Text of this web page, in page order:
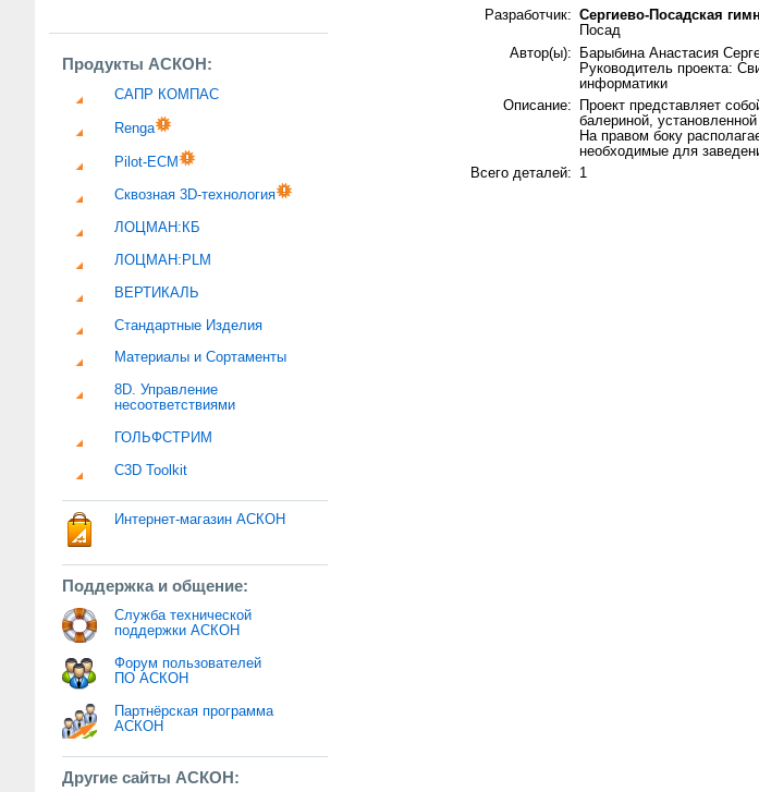
Продукты АСКОН:
САПР КОМПАС
Renga
Pilot-ECM
Сквозная 3D-технология
ЛОЦМАН:КБ
ЛОЦМАН:PLM
ВЕРТИКАЛЬ
Стандартные Изделия
Материалы и Сортаменты
8D. Управление
несоответствиями
ГОЛЬФСТРИМ
C3D Toolkit
Интернет-магазин АСКОН
Поддержка и общение:
Служба технической
поддержки АСКОН
Форум пользователей
ПО АСКОН
Партнёрская программа
АСКОН
Другие сайты АСКОН:
Разработчик: Сергиево-Посадская
Посад
Автор(ы):
Барыбина Анастасия
Руководитель проекта:
информатики
Описание:
Проект представляет
балериной,
На правом боку
необходимые для
Всего деталей:
1